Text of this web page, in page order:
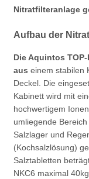
Nitratfilteranlage
Aufbau der
Die Aquintos
aus einem stabilen
Deckel. Die
Kabinett wird mit
hochwertigem
umliegende
Salzlager und
(Kochsalzlösung)
Salztabletten
NKC6 maximal